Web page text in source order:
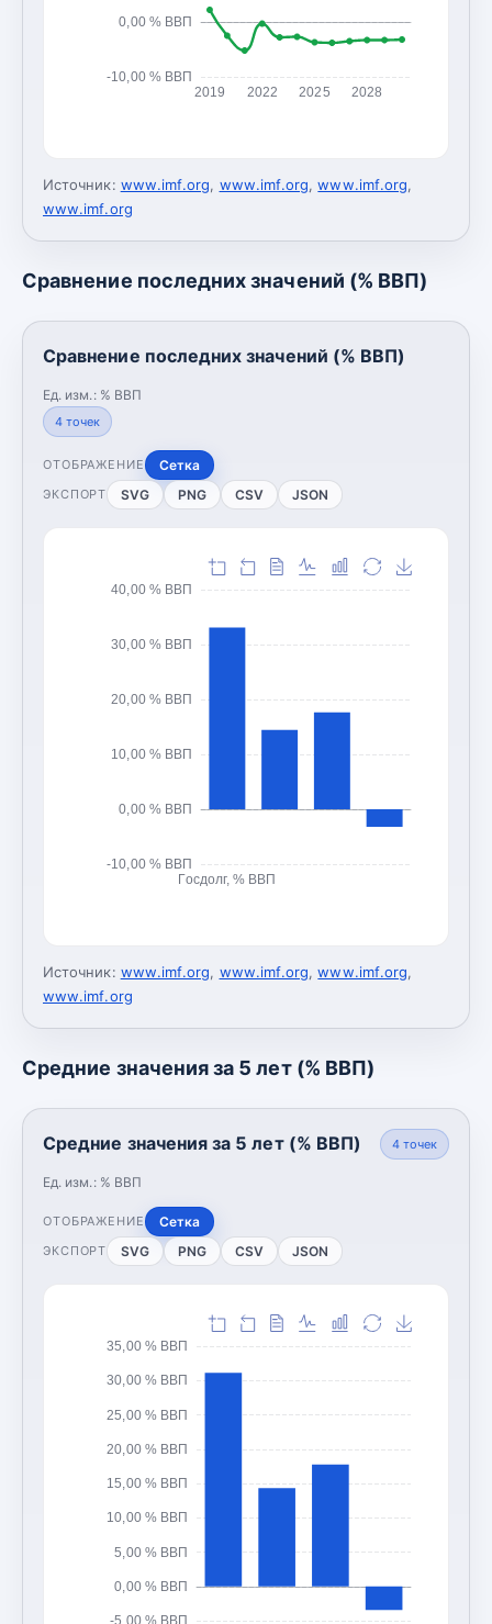
-10,00 % ВВП
0,00 % ВВП
2019 2022 2025 2028
Источник: www.imf.org, www.imf.org,www.imf.org,
www.imf.org
Сравнение последних значений (% ВВП)
Сравнение последних значений (% ВВП)
Ед. изм.: % ВВП
4 точек
ОТОБРАЖЕНИЕ Сетка
ЭКСПОРТ SVG PNG CSV JSON
-10,00 % ВВП
0,00 % ВВП
10,00 % ВВП
20,00 % ВВП
30,00 % ВВП
40,00 % ВВП
Госдолг, % ВВП
Источник: www.imf.org, www.imf.org,www.imf.org,
www.imf.org
Средние значения за 5 лет (% ВВП)
Средние значения за 5 лет (% ВВП)
Ед. изм.: % ВВП
4точек
ОТОБРАЖЕНИЕ Сетка
ЭКСПОРТ SVG PNG CSV JSON
-5,00 % ВВП
0,00 % ВВП
5,00 % ВВП
10,00 % ВВП
15,00 % ВВП
20,00 % ВВП
25,00 % ВВП
30,00 % ВВП
35,00 % ВВП